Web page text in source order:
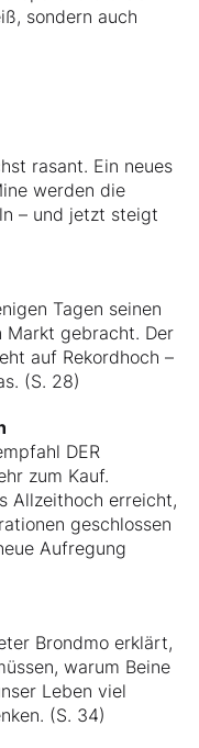
sondern auch
rasant. Ein neues
werden die
– und jetzt steigt
Tagen seinen
Markt gebracht. Der
auf Rekordhoch –
(S. 28)
DER
zum Kauf.
Allzeithoch erreicht,
geschlossen
Aufregung
Brondmo erklärt,
warum Beine
Leben viel
(S. 34)